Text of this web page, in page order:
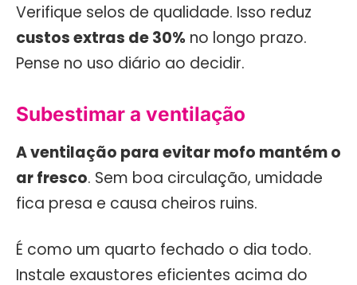
Verifique selos de qualidade. Isso reduz
custos extras de 30% no longo prazo.
Pense no uso diário ao decidir.
Subestimar a ventilação
A ventilação para evitar mofo mantém o
ar fresco. Sem boa circulação, umidade
fica presa e causa cheiros ruins.
É como um quarto fechado o dia todo.
Instale exaustores eficientes acima do